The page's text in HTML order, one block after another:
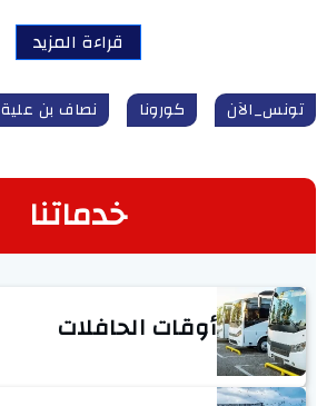
قراءة المزيد
تونس_الآن كورونا نصاف بن علية
خدماتنا
أوقات الحافلات